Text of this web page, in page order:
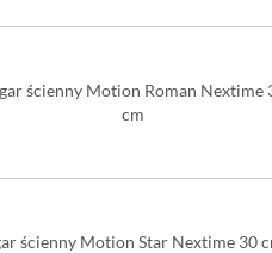
ścienny Motion Roman Nextime
cm
ścienny Motion Star Nextime 30